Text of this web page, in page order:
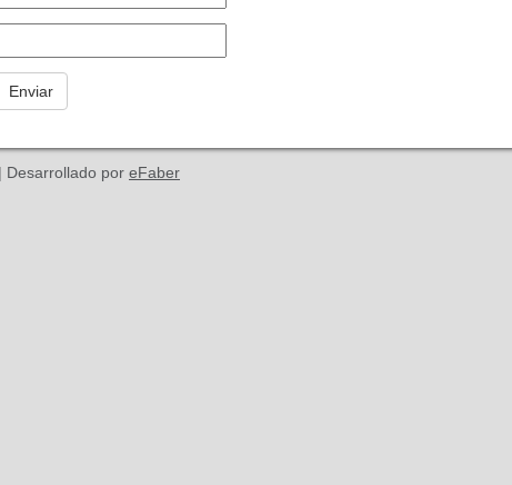
| Desarrollado por eFaber